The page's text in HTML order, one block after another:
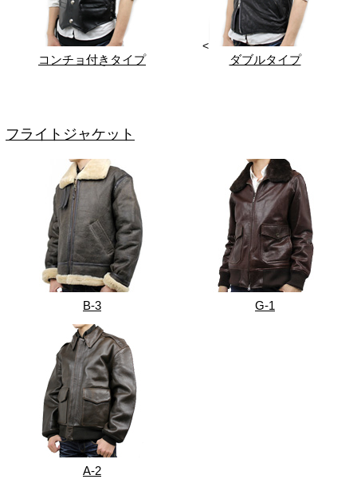
コンチョ付きタイプ
<
ダブルタイプ
フライトジャケット
B-3 G-1
A-2